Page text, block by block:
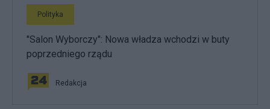
Polityka
"Salon Wyborczy": Nowa władza wchodzi w buty
poprzedniego rządu
Redakcja